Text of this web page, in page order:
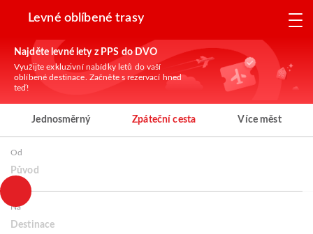
Levné oblíbené trasy
Najděte levné lety z PPS do DVO
Využijte exkluzivní nabídky letů do vaší
oblíbené destinace. Začněte s rezervací hned
teď!
Jednosměrný Zpáteční cesta Více měst
Od
Původ
Na
Destinace